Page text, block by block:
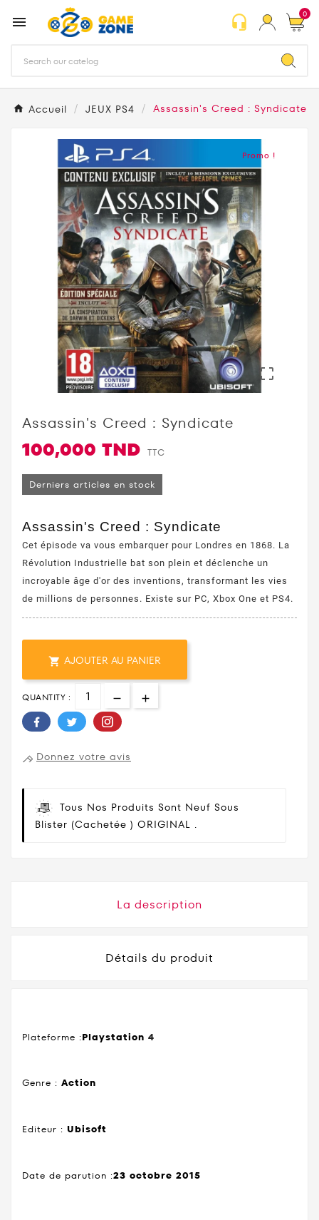
 headset_mic 0
Accueil JEUX PS4 Assassin's Creed : Syndicate
Promo !

Assassin's Creed : Syndicate
100,000 TND TTC
Derniers articles en stock
Assassin's Creed : Syndicate
Cet épisode va vous embarquer pour Londres en 1868. La
Révolution Industrielle bat son plein et déclenche un
incroyable âge d'or des inventions, transformant les vies
de millions de personnes. Existe sur PC, Xbox One et PS4.
 AJOUTER AU PANIER
QUANTITY :
Donnez votre avis
Tous Nos Produits Sont Neuf Sous
Blister (cachetée ) ORIGINAL .
La description
Détails du produit
Plateforme :Playstation 4
Genre : Action
Editeur : Ubisoft
Date de parution :23 octobre 2015